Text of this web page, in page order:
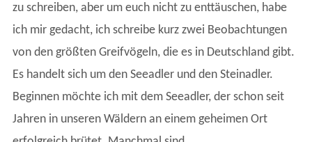
zu schreiben, aber um euch nicht zu enttäuschen, habe
ich mir gedacht, ich schreibe kurz zwei Beobachtungen
von den größten Greifvögeln, die es in Deutschland gibt.
Es handelt sich um den Seeadler und den Steinadler.
Beginnen möchte ich mit dem Seeadler, der schon seit
Jahren in unseren Wäldern an einem geheimen Ort